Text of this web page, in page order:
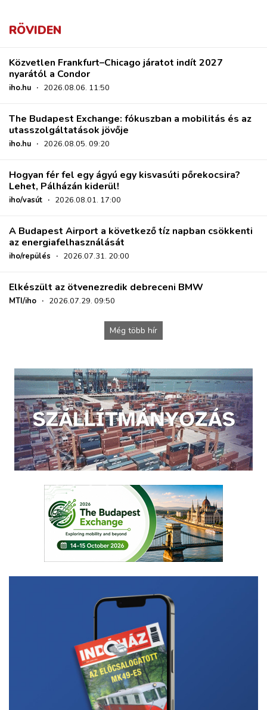
RÖVIDEN
Közvetlen Frankfurt–Chicago járatot indít 2027
nyarától a Condor
iho.hu · 2026.08.06. 11:50
The Budapest Exchange: fókuszban a mobilitás és az
utasszolgáltatások jövője
iho.hu · 2026.08.05. 09:20
Hogyan fér fel egy ágyú egy kisvasúti pőrekocsira?
Lehet, Pálházán kiderül!
iho/vasút · 2026.08.01. 17:00
A Budapest Airport a következő tíz napban csökkenti
az energiafelhasználását
iho/repülés · 2026.07.31. 20:00
Elkészült az ötvenezredik debreceni BMW
MTI/iho · 2026.07.29. 09:50
Még több hír